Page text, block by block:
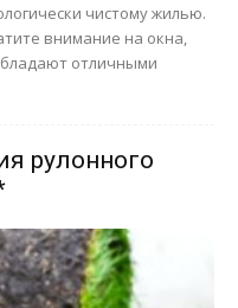
чистому жилью.
внимание на окна,
отличными
рулонного